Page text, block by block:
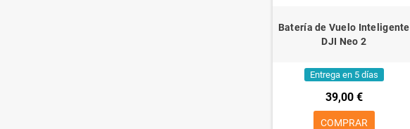
Batería de Vuelo Inteligente
DJI Neo 2
Entrega en 5 días
39,00 €
COMPRAR